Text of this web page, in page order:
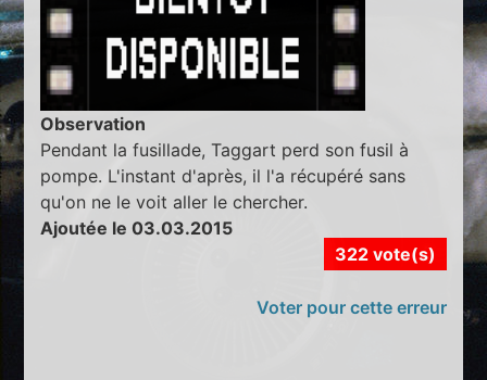
Observation
Pendant la fusillade, Taggart perd son fusil à
pompe. L'instant d'après, il l'a récupéré sans
qu'on ne le voit aller le chercher.
Ajoutée le 03.03.2015
322 vote(s)
Voter pour cette erreur